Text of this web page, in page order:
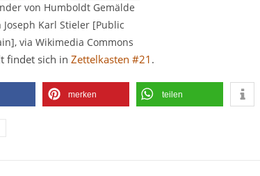
von Humboldt Gemälde
Joseph Karl Stieler [Public
via Wikimedia Commons
findet sich in Zettelkasten #21 .
merken teilen